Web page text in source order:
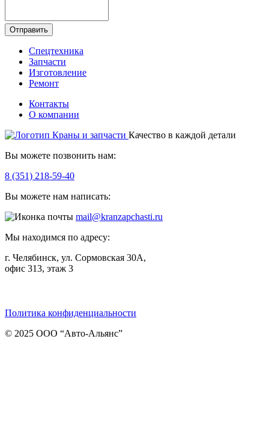
Отправить
Спецтехника
Запчасти
Изготовление
Ремонт
Контакты
О компании
Качество в каждой детали
Вы можете позвонить нам:
8 (351) 218-59-40
Вы можете нам написать:
mail@kranzapchasti.ru
Мы находимся по адресу:
г. Челябинск, ул. Сормовская 30А,
офис 313, этаж 3
Политика конфиденциальности
© 2025 ООО “Авто-Альянс”